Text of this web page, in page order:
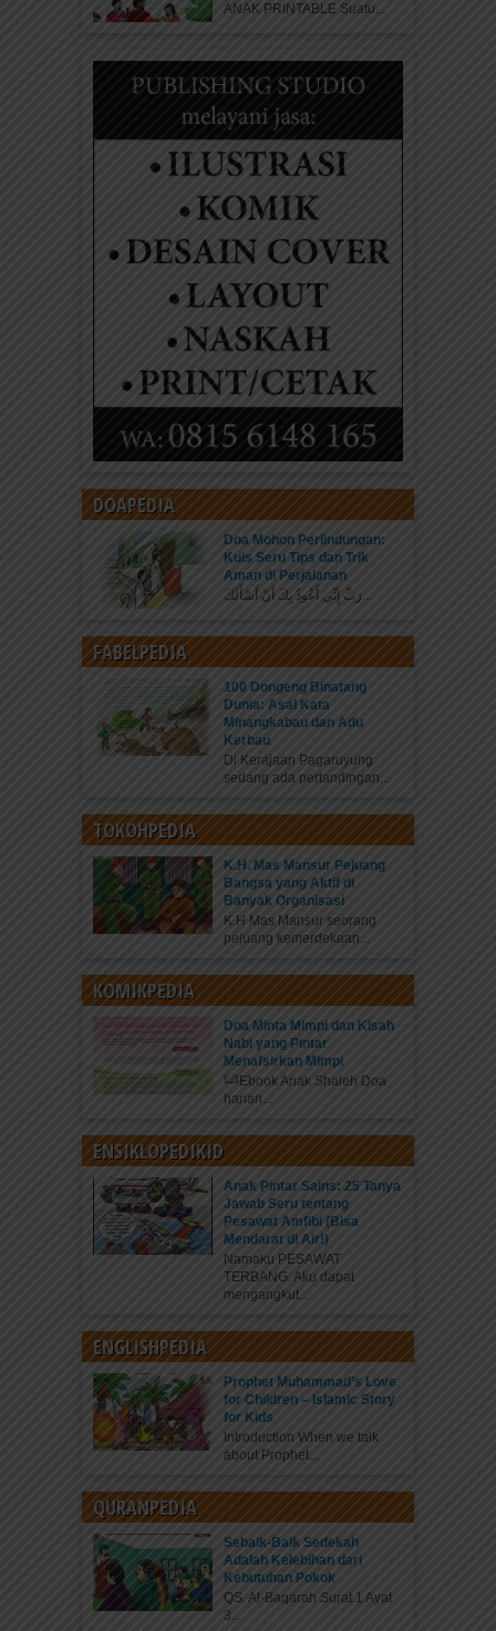
ANAK PRINTABLE Suatu...
DOAPEDIA
Doa Mohon Perlindungan:
Kuis Seru Tips dan Trik
Aman di Perjalanan
رَبِّ إِنِّي أَعُوذُ بِكَ أَنْ أَسْأَلَكَ...
FABELPEDIA
100 Dongeng Binatang
Dunia: Asal Kata
Minangkabau dan Adu
Kerbau
Di Kerajaan Pagaruyung
sedang ada pertandingan...
TOKOHPEDIA
K.H. Mas Mansur Pejuang
Bangsa yang Aktif di
Banyak Organisasi
K.H Mas Mansur seorang
pejuang kemerdekaan...
KOMIKPEDIA
Doa Minta Mimpi dan Kisah
Nabi yang Pintar
Menafsirkan Mimpi
Ebook Anak Shaleh Doa
harian...
ENSIKLOPEDIKID
Anak Pintar Sains: 25 Tanya
Jawab Seru tentang
Pesawat Amfibi (Bisa
Mendarat di Air!)
Namaku PESAWAT
TERBANG. Aku dapat
mengangkut...
ENGLISHPEDIA
Prophet Muhammad’s Love
for Children – Islamic Story
for Kids
Introduction When we talk
about Prophet...
QURANPEDIA
Sebaik-Baik Sedekah
Adalah Kelebihan dari
Kebutuhan Pokok
QS. Al-Baqarah Surat 1 Ayat
3...